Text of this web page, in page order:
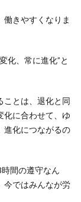
働きやすくなりま
化、常に進化”と
ことは、退化と同
化に合わせて、ゆ
進化につながるの
間の遵守なん
今ではみんなが労